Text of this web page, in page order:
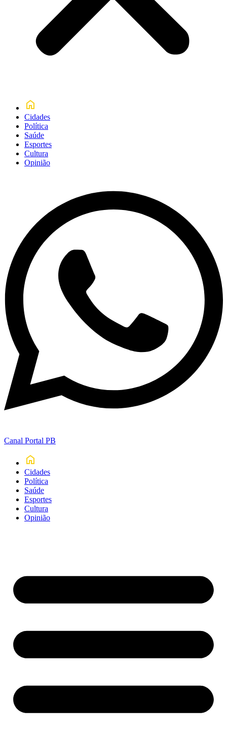
Cidades
Política
Saúde
Esportes
Cultura
Opinião
Canal Portal PB
Cidades
Política
Saúde
Esportes
Cultura
Opinião